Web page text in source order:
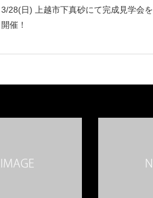
3/28(日) 上越市下真砂にて完成見学会を
開催！